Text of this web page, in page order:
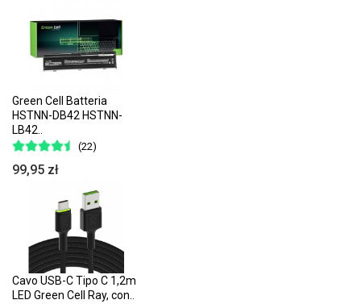
Green Cell Batteria
HSTNN-DB42 HSTNN-
LB42..
(22)
99,95 zł
Cavo USB-C Tipo C 1,2m
LED Green Cell Ray, con..